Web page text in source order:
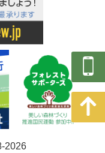
2026